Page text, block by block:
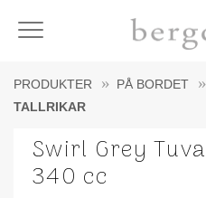
Meny
PRODUKTER PÅ BORDET
TALLRIKAR
Swirl Grey
340 cc